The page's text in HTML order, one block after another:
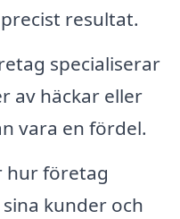
resultat.
specialiserar
av häckar eller
vara en fördel.
hur företag
kunder och